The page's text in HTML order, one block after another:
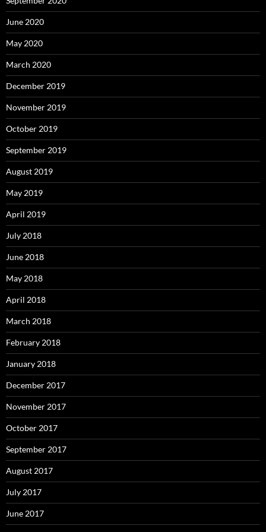
June 2020
May 2020
March 2020
December 2019
November 2019
October 2019
September 2019
August 2019
May 2019
April 2019
July 2018
June 2018
May 2018
April 2018
March 2018
February 2018
January 2018
December 2017
November 2017
October 2017
September 2017
August 2017
July 2017
June 2017